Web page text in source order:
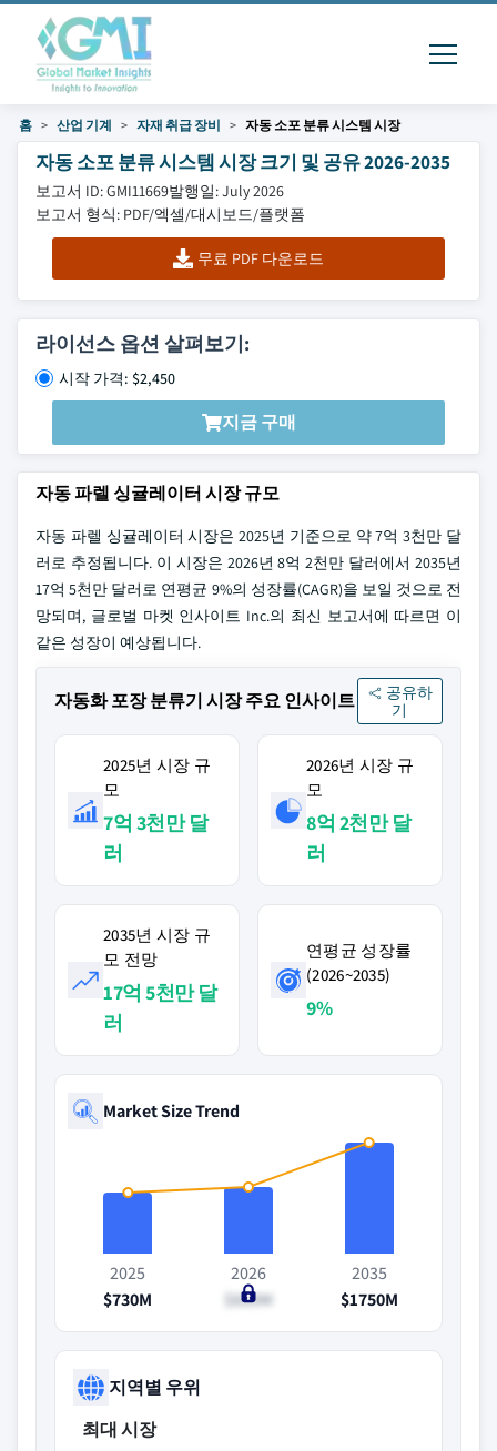
홈 산업 기계 자재 취급 장비 자동 소포 분류 시스템 시장
자동 소포 분류 시스템 시장 크기 및 공유 2026-2035
보고서 ID: GMI11669발행일: July 2026
보고서 형식: PDF/엑셀/대시보드/플랫폼
무료 PDF 다운로드
라이선스 옵션 살펴보기:
시작 가격: $2,450
지금 구매
자동 파렐 싱귤레이터 시장 규모
자동 파렐 싱귤레이터 시장은 2025년 기준으로 약 7억 3천만 달
러로 추정됩니다. 이 시장은 2026년 8억 2천만 달러에서 2035년
17억 5천만 달러로 연평균 9%의 성장률(CAGR)을 보일 것으로 전
망되며, 글로벌 마켓 인사이트 Inc.의 최신 보고서에 따르면 이
같은 성장이 예상됩니다.
자동화 포장 분류기 시장 주요 인사이트
공유하
기
2025년 시장 규
모
7억 3천만 달
러
2026년 시장 규
모
8억 2천만 달
러
2035년 시장 규
모 전망
17억 5천만 달
러
연평균 성장률
(2026~2035)
9%
Market Size Trend
2025
$730M
2026
$820M
2035
$1750M
지역별 우위
최대 시장